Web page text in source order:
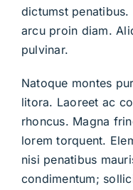
dictumst
arcu proin diam.
pulvinar.
Natoque montes
litora. Laoreet ac
rhoncus. Magna
lorem torquent.
nisi penatibus
condimentum;